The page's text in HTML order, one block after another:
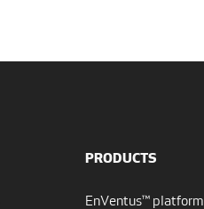
PRODUCTS
EnVentus™ platform